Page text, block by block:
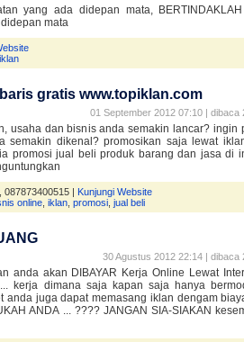
yang ada didepan mata,
mata
iklan
gratis www.topiklan.com
01 September 2012 07:10 | dibaca
usaha dan bisnis anda semakin lancar? ingin
semakin dikenal? promosikan saja lewat
promosi jual beli produk barang dan jasa di
087873400515 | Kunjungi Website
online iklan promosi jual beli
30 Agustus 2012 22:14 | dibaca
anda akan DIBAYAR Kerja Online Lewat
kerja dimana saja kapan saja hanya
anda juga dapat memasang iklan dengam
ANDA ... ???? JANGAN SIA-SIAKAN